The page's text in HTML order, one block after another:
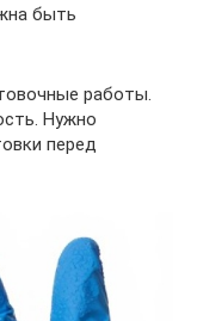
быть
работы.
Нужно
перед